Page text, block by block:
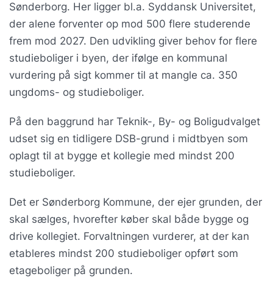
Sønderborg. Her ligger bl.a. Syddansk Universitet,
der alene forventer op mod 500 flere studerende
frem mod 2027. Den udvikling giver behov for flere
studieboliger i byen, der ifølge en kommunal
vurdering på sigt kommer til at mangle ca. 350
ungdoms- og studieboliger.
På den baggrund har Teknik-, By- og Boligudvalget
udset sig en tidligere DSB-grund i midtbyen som
oplagt til at bygge et kollegie med mindst 200
studieboliger.
Det er Sønderborg Kommune, der ejer grunden, der
skal sælges, hvorefter køber skal både bygge og
drive kollegiet. Forvaltningen vurderer, at der kan
etableres mindst 200 studieboliger opført som
etageboliger på grunden.